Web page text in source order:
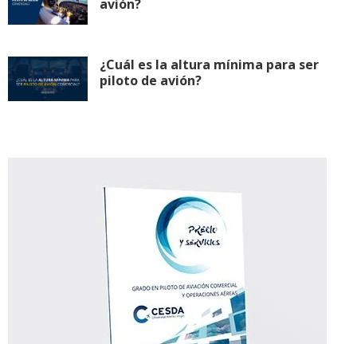
avión?
¿Cuál es la altura mínima para ser
piloto de avión?